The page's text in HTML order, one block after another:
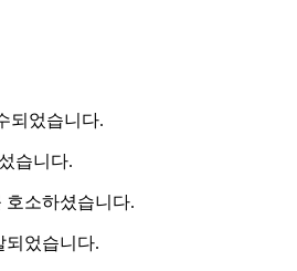
되었습니다.
습니다.
호소하셨습니다.
되었습니다.